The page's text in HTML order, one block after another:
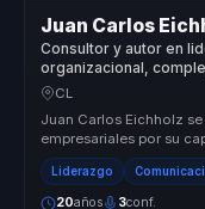
Juan Carlos
Consultor y autor en
organizacional,
para lideres y equipos.
CL
Juan Carlos Eichholz
empresariales por su
compor...
Liderazgo
20años 3conf.